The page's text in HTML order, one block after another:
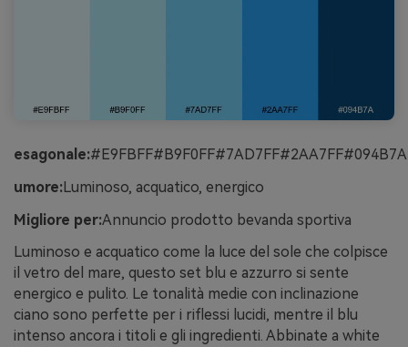
esagonale:#E9FBFF#B9F0FF#7AD7FF#2AA7FF#094B7A
umore:Luminoso, acquatico, energico
Migliore per:Annuncio prodotto bevanda sportiva
Luminoso e acquatico come la luce del sole che colpisce
il vetro del mare, questo set blu e azzurro si sente
energico e pulito. Le tonalità medie con inclinazione
ciano sono perfette per i riflessi lucidi, mentre il blu
intenso ancora i titoli e gli ingredienti. Abbinate a white